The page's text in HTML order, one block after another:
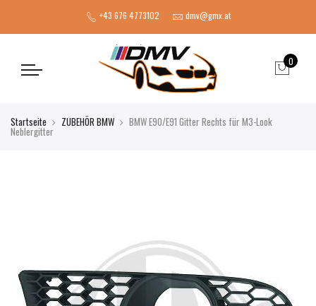
+43 676 4773102 dmv@gmx.at
0
Startseite ZUBEHÖR BMW BMW E90/E91 Gitter Rechts für M3-Look
Neblergitter